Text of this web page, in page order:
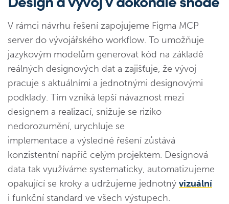
V rámci návrhu řešení zapojujeme Figma MCP
server do vývojářského workflow. To umožňuje
jazykovým modelům generovat kód na základě
reálných designových dat a zajišťuje, že vývoj
pracuje s aktuálními a jednotnými designovými
podklady. Tím vzniká lepší návaznost mezi
designem a realizací, snižuje se riziko
nedorozumění, urychluje se
implementace a výsledné řešení zůstává
konzistentní napříč celým projektem. Designová
data tak využíváme systematicky, automatizujeme
opakující se kroky a udržujeme jednotný vizuální
i funkční standard ve všech výstupech.